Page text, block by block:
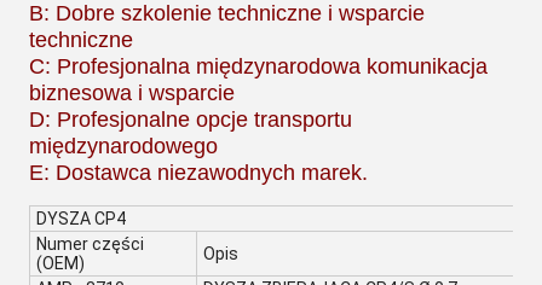
B: Dobre szkolenie techniczne i wsparcie
techniczne
C: Profesjonalna międzynarodowa komunikacja
biznesowa i wsparcie
D: Profesjonalne opcje transportu
międzynarodowego
E: Dostawca niezawodnych marek.
DYSZA CP4
Numer części
(OEM)
Opis